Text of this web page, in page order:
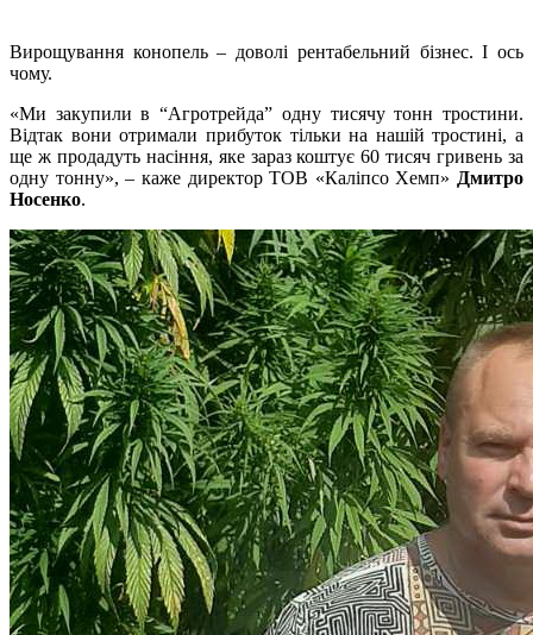
Вирощування конопель – доволі рентабельний бізнес. І ось
чому.
«Ми закупили в “Агротрейда” одну тисячу тонн тростини.
Відтак вони отримали прибуток тільки на нашій тростині, а
ще ж продадуть насіння, яке зараз коштує 60 тисяч гривень за
одну тонну», – каже директор ТОВ «Каліпсо Хемп» Дмитро
Носенко.